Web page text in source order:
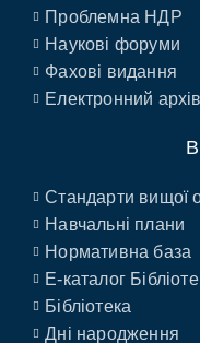
Проблемна НДР
Наукові форуми
Фахові видання
Електронний
Стандарти вищої
Навчальні плани
Нормативна база
E-каталог
Бібліотека
Дні народження